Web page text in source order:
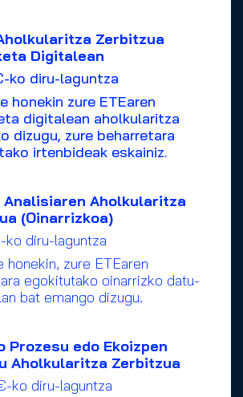
Zerbitzua
Digitalean
ko diru-laguntza
honekin zure ETEaren
digitalean aholkularitza
dizugu, zure beharretara
irtenbideak eskainiz.
Analisiaren Aholkularitza
(Oinarrizkoa)
diru-laguntza
honekin, zure ETEaren
egokitutako oinarrizko datu-
bat emango dizugu.
Prozesu edo Ekoizpen
Aholkularitza Zerbitzua
ko diru-laguntza